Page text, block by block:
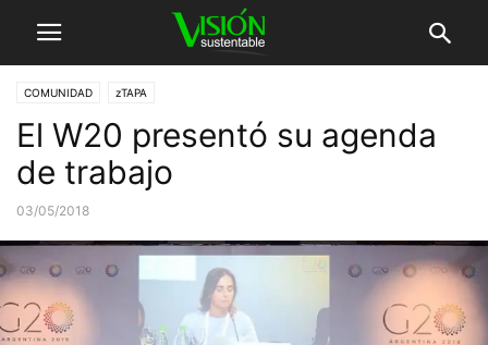
COMUNIDAD zTAPA
El W20 presentó su agenda
de trabajo
03/05/2018